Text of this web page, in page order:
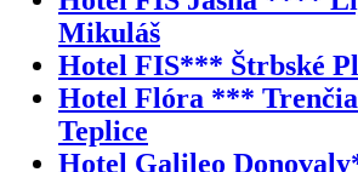
Mikuláš
Hotel FIS*** Štrbské
Hotel Flóra ***
Teplice
Hotel Galileo